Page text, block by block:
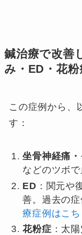
鍼治療で改善
み・ED・花
この症例から、
す：
坐骨神経痛
などのツボ
ED ：関元や
善。過去の症
療症例はこち
花粉症 ：太